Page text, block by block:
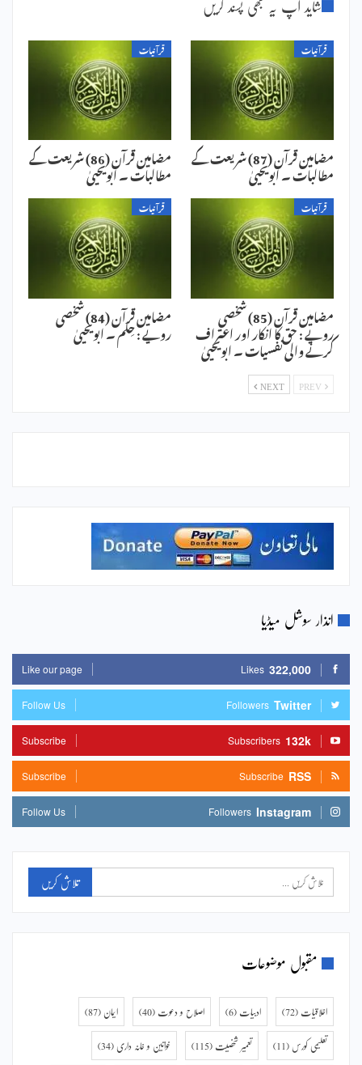
شاید آپ یہ بھی پسند کریں
قرآنیات
مضامین قرآن (87) شریعت کے
مطالبات ۔ ابویحییٰ
قرآنیات
مضامین قرآن (86) شریعت کے
مطالبات ۔ ابویحییٰ
قرآنیات
مضامین قرآن (85) شخصی
رویے : حق کا انکار اور اعتراف
کرنے والی نفسیات ۔ ابویحییٰ
قرآنیات
مضامین قرآن (84) شخصی
رویے : حِلم ۔ ابویحییٰ
NEXT
انذار سوشل میڈیا
322,000
Likes
Like our page
Twitter
Followers
Follow Us
132k
Subscribers
Subscribe
RSS
Subscribe
Subscribe
Instagram
Followers
Follow Us
مقبول موضوعات
اخلاقیات (72) ادبیات (6) اصلاح و دعوت (40) ایمان (87)
تعلیمی کورس (11) تعمیر شخصیت (115) خواتین و خانہ داری (34)